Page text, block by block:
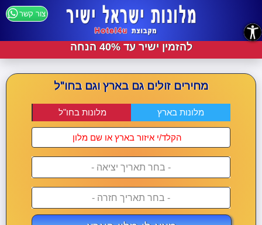
להזמין ישיר עד 40% הנחה
צור קשר
מחירים זולים גם בארץ וגם בחו"ל
מלונות בחו"ל מלונות בארץ
- בחר תאריך יציאה -
- בחר תאריך חזרה -
נגישות